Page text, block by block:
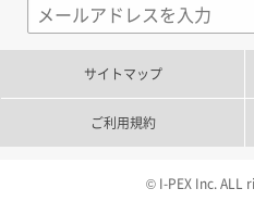
サイトマップ
ご利用規約
© I-PEX Inc. ALL